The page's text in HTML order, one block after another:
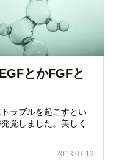
とかFGFと
ラブルを起こすとい
覚しました。美しく
2013.07.13